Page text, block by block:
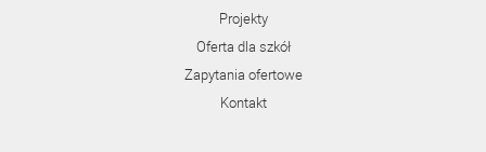
Projekty
Oferta dla szkół
Zapytania ofertowe
Kontakt